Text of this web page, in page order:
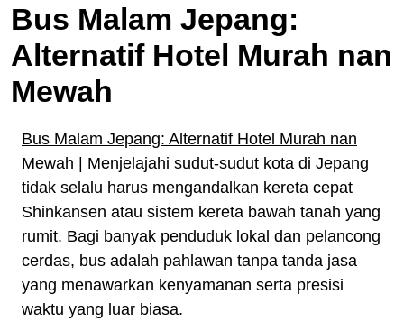
Bus Malam Jepang:
Alternatif Hotel Murah nan
Mewah
Bus Malam Jepang: Alternatif Hotel Murah nan
Mewah | Menjelajahi sudut-sudut kota di Jepang
tidak selalu harus mengandalkan kereta cepat
Shinkansen atau sistem kereta bawah tanah yang
rumit. Bagi banyak penduduk lokal dan pelancong
cerdas, bus adalah pahlawan tanpa tanda jasa
yang menawarkan kenyamanan serta presisi
waktu yang luar biasa.